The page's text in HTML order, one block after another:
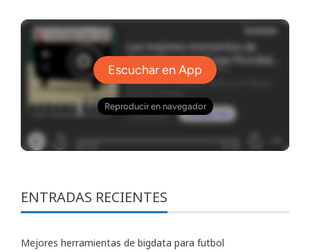
ENTRADAS RECIENTES
Mejores herramientas de bigdata para futbol